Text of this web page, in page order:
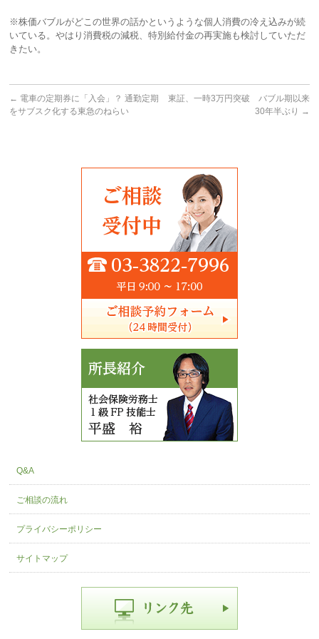
※株価バブルがどこの世界の話かというような個人消費の冷え込みが続
いている。やはり消費税の減税、特別給付金の再実施も検討していただ
きたい。
← 電車の定期券に「入会」？ 通勤定期
をサブスク化する東急のねらい
東証、一時3万円突破 バブル期以来
30年半ぶり →
Q&A
ご相談の流れ
プライバシーポリシー
サイトマップ